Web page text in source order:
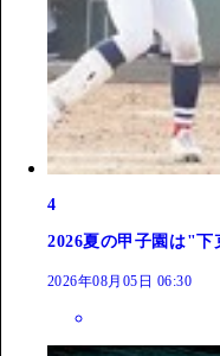
4
2026夏の甲子園は"下
2026年08月05日 06:30